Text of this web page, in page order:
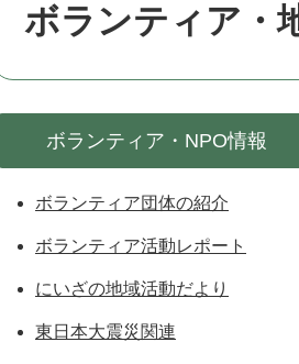
ボランティア・
ボランティア・NPO情報
ボランティア団体の紹介
ボランティア活動レポート
にいざの地域活動だより
東日本大震災関連